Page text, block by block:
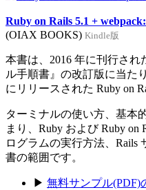
Ruby on Rails 5.1 +
(OIAX BOOKS) Kindle版
本書は、2016 年に刊行され
ル手順書』の改訂版に当た
にリリースされた Ruby on
ターミナルの使い方、基本
まり、Ruby および Ruby on
ログラムの実行方法、Rails
書の範囲です。
▶ 無料サンプル(PDF)